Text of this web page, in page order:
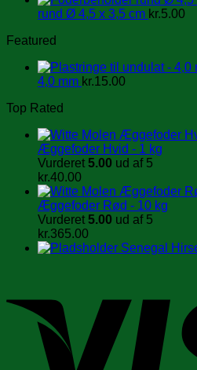
rund Ø 4,5 x 3,5 cm kr.5.00
Featured
4,0 mm kr.15.00
Top Rated
Æggefoder Hvid - 1 kg
Vurderet 5.00 ud af 5
kr.40.00
Æggefoder Rød - 10 kg
Vurderet 5.00 ud af 5
kr.365.00
Senegal